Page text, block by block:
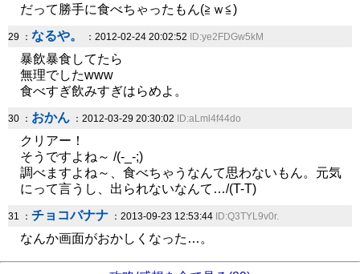
だって勝手に食べちゃったもん(≧ｗ≦)
29 ： なるや。 ：2012-02-24 20:02:52 ID:ye2FDGw5kM
暴飲暴食してたら
無理でしたwww
食べすぎ飲みすぎはらめよ。
30 ： おかん ：2012-03-29 20:30:02 ID:aLml4f44do
クリアー！
そうですよね～ /(-_-;)
調べますよね～、食べちゃうなんて思わないもん。元気
にって言うし、出られないなんて…/(T-T)
31 ： チョコバナナ ：2013-09-23 12:53:44 ID:Q3TYL9v0r.
なんか画面がおかしくなった…。